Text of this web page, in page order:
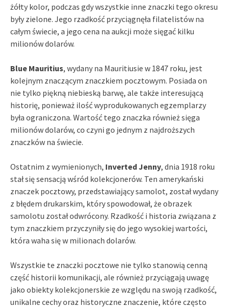
żółty kolor, podczas gdy wszystkie inne znaczki tego okresu
były zielone. Jego rzadkość przyciągnęła filatelistów na
całym świecie, a jego cena na aukcji może sięgać kilku
milionów dolarów.
Blue Mauritius, wydany na Mauritiusie w 1847 roku, jest
kolejnym znaczącym znaczkiem pocztowym. Posiada on
nie tylko piękną niebieską barwę, ale także interesującą
historię, ponieważ ilość wyprodukowanych egzemplarzy
była ograniczona. Wartość tego znaczka również sięga
milionów dolarów, co czyni go jednym z najdroższych
znaczków na świecie.
Ostatnim z wymienionych, Inverted Jenny, dnia 1918 roku
stał się sensacją wśród kolekcjonerów. Ten amerykański
znaczek pocztowy, przedstawiający samolot, został wydany
z błędem drukarskim, który spowodował, że obrazek
samolotu został odwrócony. Rzadkość i historia związana z
tym znaczkiem przyczyniły się do jego wysokiej wartości,
która waha się w milionach dolarów.
Wszystkie te znaczki pocztowe nie tylko stanowią cenną
część historii komunikacji, ale również przyciągają uwagę
jako obiekty kolekcjonerskie ze względu na swoją rzadkość,
unikalne cechy oraz historyczne znaczenie, które często